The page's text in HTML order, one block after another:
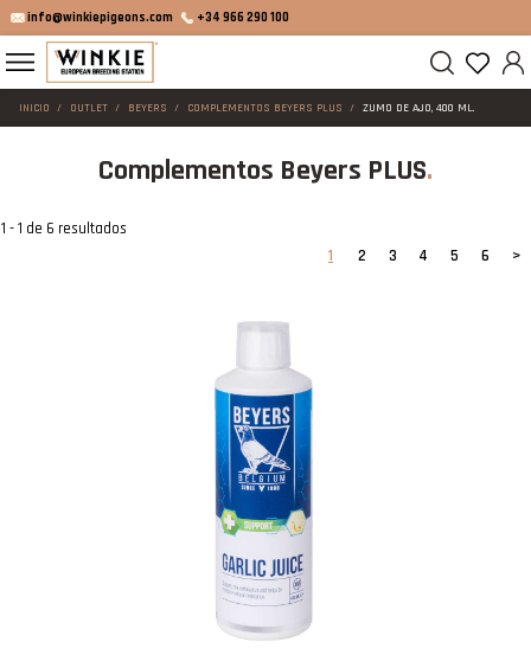
info@winkiepigeons.com +34 966 290 100
INICIO OUTLET BEYERS COMPLEMENTOS BEYERS PLUS ZUMO DE AJO, 400 ML.
Complementos Beyers PLUS
1 - 1 de 6 resultados
1
2 3 4 5 6 >